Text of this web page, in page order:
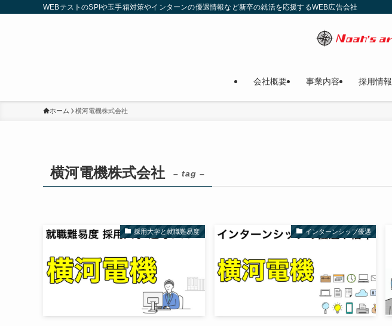
WEBテストのSPIや玉手箱対策やインターンの優遇情報など新卒の就活を応援するWEB広告会社
会社概要 事業内容 採用情報
ホーム 横河電機株式会社
横河電機株式会社 – tag –
採用大学と就職難易度 インターンシップ優遇